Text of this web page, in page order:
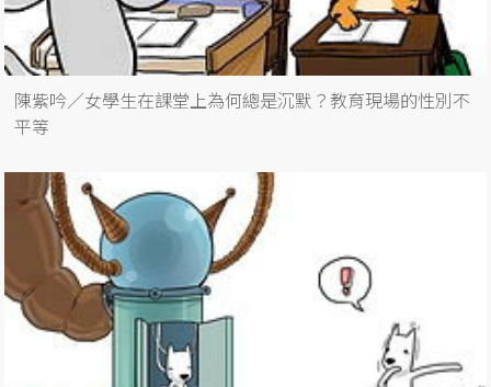
陳紫吟／女學生在課堂上為何總是沉默？教育現場的性別不
平等